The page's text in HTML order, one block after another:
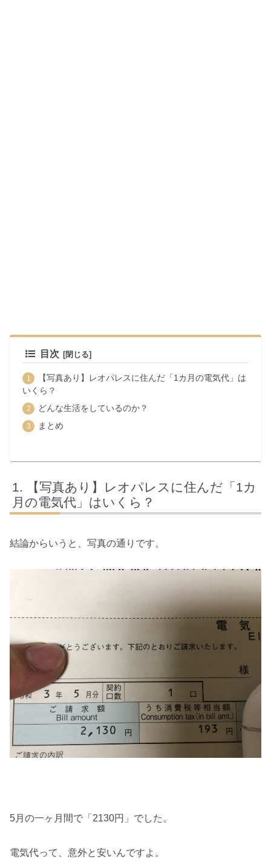
目次
【写真あり】レオパレスに住んだ「1カ月の電気代」は
いくら？
どんな生活をしているのか？
まとめ
【写真あり】レオパレスに住んだ「1カ
月の電気代」はいくら？
結論からいうと、写真の通りです。
5月の一ヶ月間で「2130円」でした。
電気代って、意外と安いんですよ。